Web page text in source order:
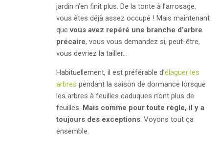
jardin n’en finit plus. De la tonte à l’arrosage,
vous êtes déjà assez occupé ! Mais maintenant
quevous avez repéré une branche d’arbre
précaire, vous vous demandez si, peut-être,
vous devriez la tailler…
Habituellement, il est préférable d’élaguer les
arbres pendant la saison de dormance lorsque
les arbres à feuilles caduques n’ont plus de
feuilles. Mais comme pour toute règle, il y a
toujours des exceptions. Voyons tout ça
ensemble.